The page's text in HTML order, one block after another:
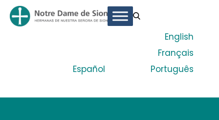
Español
English
Français
Português